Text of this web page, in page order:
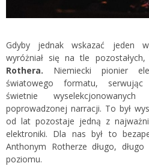
Gdyby jednak wskazać jeden
wyróżniał się na tle
Rothera. Niemiecki pionier
światowego formatu, serwując
świetnie
poprowadzonej narracji. To był
od lat pozostaje jedną z
elektroniki. Dla nas był to
Anthonym Rotherze długo,
poziomu.